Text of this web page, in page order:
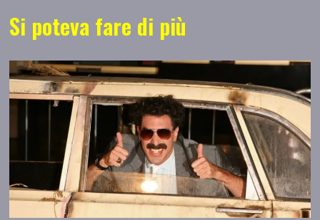
Si poteva fare di più